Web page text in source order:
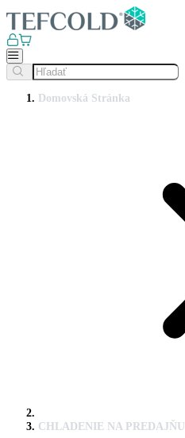
Domovská Stránka
CHLADENIE NA PREDAJŇU